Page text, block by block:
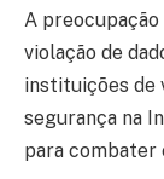
A preocupação
violação de
instituições de
segurança na
para combater